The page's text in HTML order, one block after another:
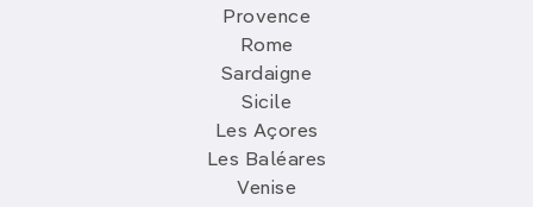
Provence
Rome
Sardaigne
Sicile
Les Açores
Les Baléares
Venise